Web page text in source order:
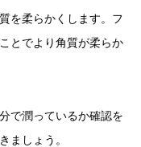
を柔らかくします。フ
とでより角質が柔らか
で潤っているか確認を
ましょう。